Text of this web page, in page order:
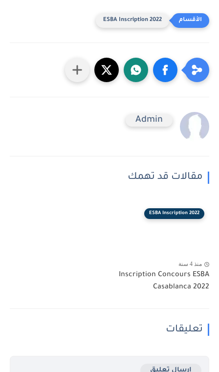
ESBA Inscription 2022
Admin
مقالات قد تهمك
ESBA Inscription 2022
منذ 4 سنة
Inscription Concours ESBA
Casablanca 2022
تعليقات
إرسال تعليق